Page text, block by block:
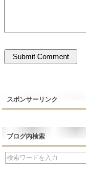
スポンサーリンク
ブログ内検索